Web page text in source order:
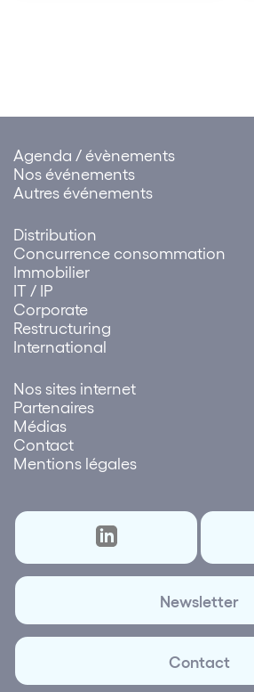
Agenda / évènements
Nos événements
Autres événements
Distribution
Concurrence consommation
Immobilier
IT / IP
Corporate
Restructuring
International
Nos sites internet
Partenaires
Médias
Contact
Mentions légales
Newsletter
Contact